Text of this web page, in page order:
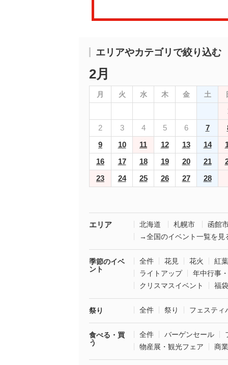
エリアやカテゴリで絞り込む
2月
月 火 水 木 金 土
2
3 4 5 6 7
9
10 11 12 13 14
16
17 18 19 20 21
23
24 25 26 27 28
エリア 北海道 札幌市
函館
→全国のイベント一覧を見
季節のイベ
ント
全件 花見 花火
紅葉
ライトアップ
年中行事
クリスマスイベント
福
祭り 全件 祭り フェスティ
食べる・買
う
全件 バーゲンセール
物産展・観光フェア
商